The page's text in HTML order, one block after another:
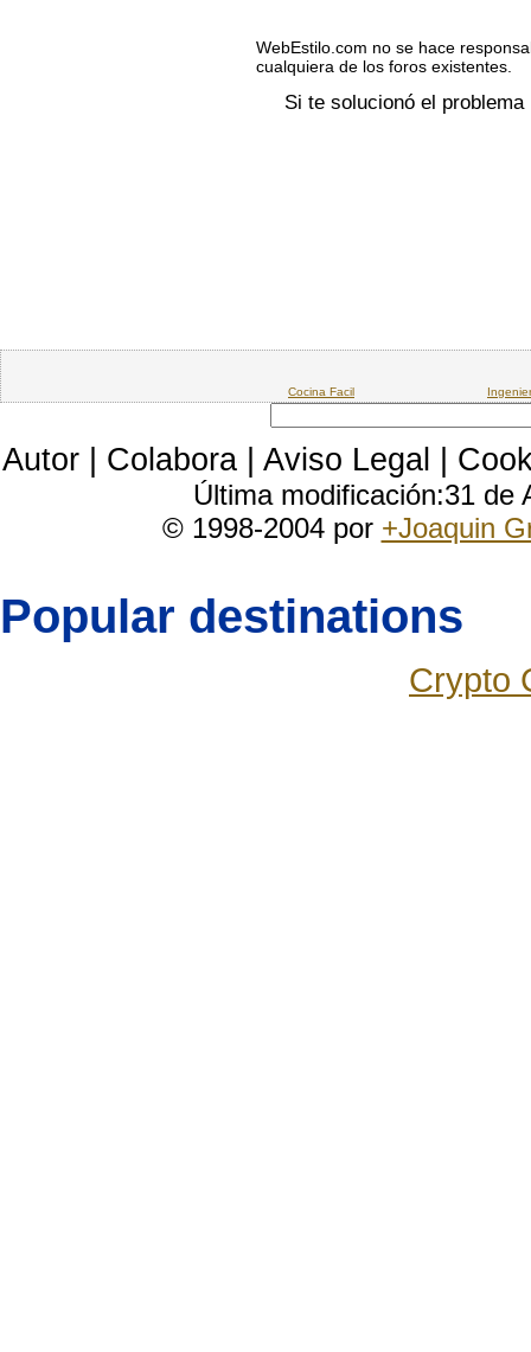
WebEstilo.com no se hace
cualquiera de los foros existentes.
Si te solucionó el problema
Cocina Facil
Autor Colabora Aviso Legal
Última modificación:31
© 1998-2004 por +Joaquin
Popular destinations
Crypto